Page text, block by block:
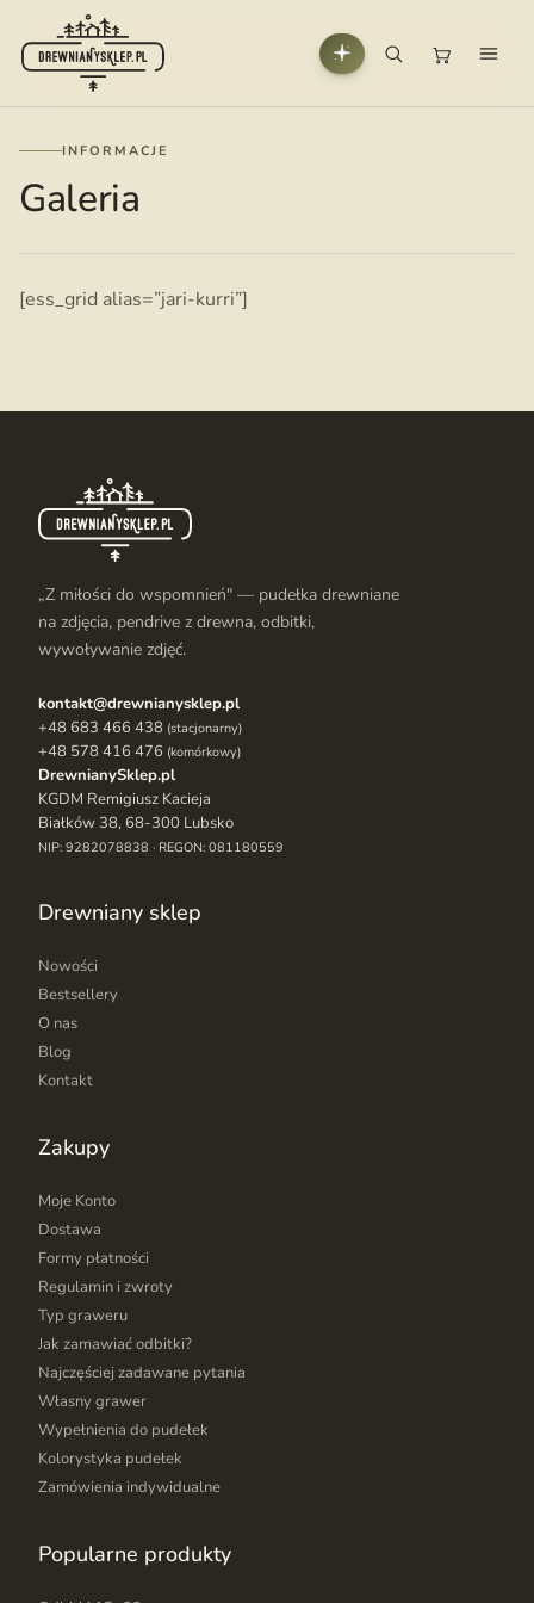
INFORMACJE
Galeria
[ess_grid alias=”jari-kurri”]
„Z miłości do wspomnień" — pudełka drewniane
na zdjęcia, pendrive z drewna, odbitki,
wywoływanie zdjęć.
kontakt@drewnianysklep.pl
+48 683 466 438 (stacjonarny)
+48 578 416 476 (komórkowy)
DrewnianySklep.pl
KGDM Remigiusz Kacieja
Białków 38, 68-300 Lubsko
NIP: 9282078838 · REGON: 081180559
Drewniany sklep
Nowości
Bestsellery
O nas
Blog
Kontakt
Zakupy
Moje Konto
Dostawa
Formy płatności
Regulamin i zwroty
Typ graweru
Jak zamawiać odbitki?
Najczęściej zadawane pytania
Własny grawer
Wypełnienia do pudełek
Kolorystyka pudełek
Zamówienia indywidualne
Popularne produkty